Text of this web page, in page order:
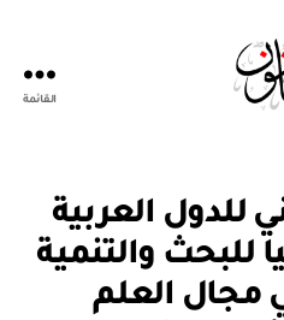
القائمة
للدول العربية
للبحث والتنمية
مجال العلم